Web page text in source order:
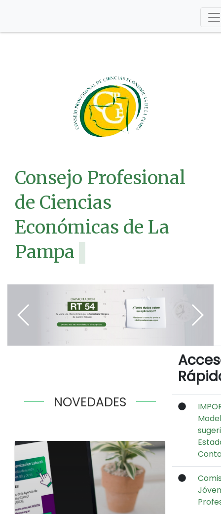
Consejo Profesional
de Ciencias
Económicas de La
Pampa
NOVEDADES